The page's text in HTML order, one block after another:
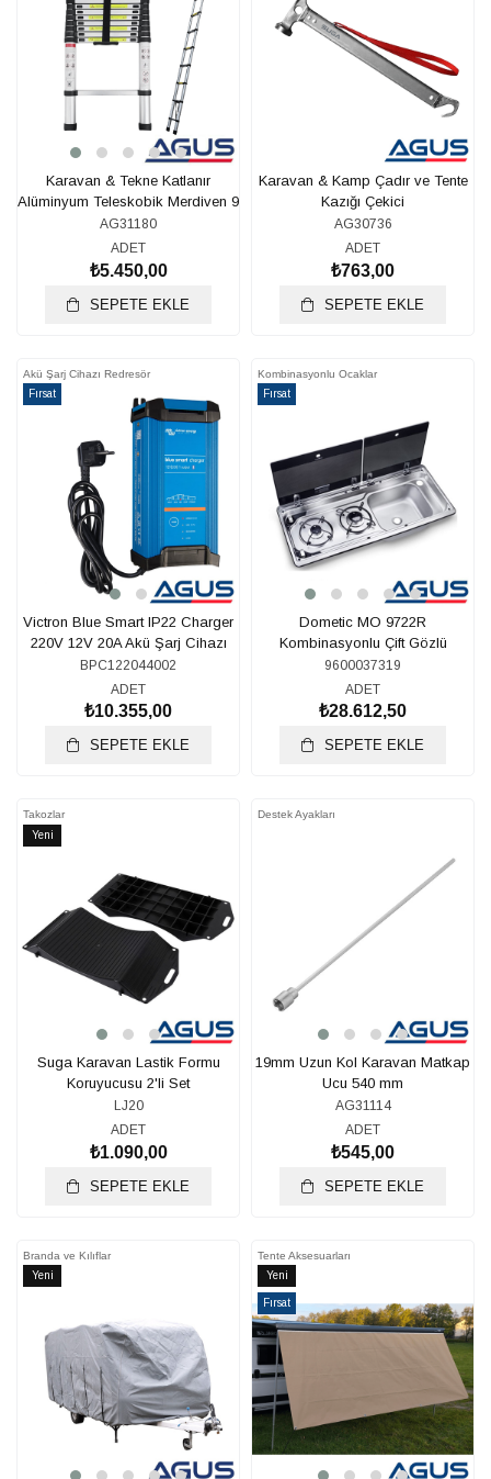
Karavan & Tekne Katlanır
Alüminyum Teleskobik Merdiven 9
Basamaklı 3.2 Metre
AG31180
ADET
₺5.450,00
SEPETE EKLE
Karavan & Kamp Çadır ve Tente
Kazığı Çekici
AG30736
ADET
₺763,00
SEPETE EKLE
Akü Şarj Cihazı Redresör
Fırsat
Victron Blue Smart IP22 Charger
220V 12V 20A Akü Şarj Cihazı
BPC122044002
ADET
₺10.355,00
SEPETE EKLE
Kombinasyonlu Ocaklar
Fırsat
Dometic MO 9722R
Kombinasyonlu Çift Gözlü
Ocak&Eviye
9600037319
ADET
₺28.612,50
SEPETE EKLE
Takozlar
Yeni
Suga Karavan Lastik Formu
Koruyucusu 2'li Set
LJ20
ADET
₺1.090,00
SEPETE EKLE
Destek Ayakları
19mm Uzun Kol Karavan Matkap
Ucu 540 mm
AG31114
ADET
₺545,00
SEPETE EKLE
Branda ve Kılıflar
Yeni
Tente Aksesuarları
Yeni
Ürün
Fırsat
Ürünü